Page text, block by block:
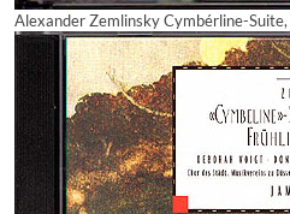
Alexander Zemlinsky Cymbérline-